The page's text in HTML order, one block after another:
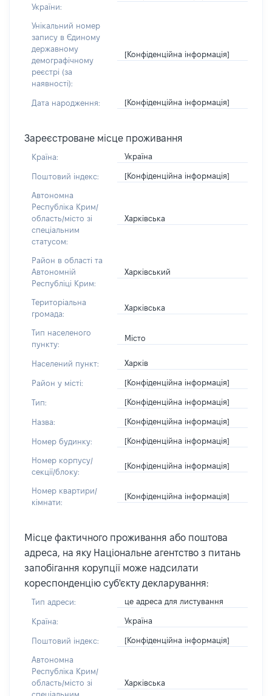
України:
Унікальний номер
запису в Єдиному
державному
демографічному
реєстрі (за
наявності):
[Конфіденційна інформація]
Дата народження: [Конфіденційна інформація]
Зареєстроване місце проживання
Країна: Україна
Поштовий індекс: [Конфіденційна інформація]
Автономна
Республіка Крим/
область/місто зі
спеціальним
статусом:
Харківська
Район в області та
Автономній
Республіці Крим:
Харківський
Територіальна
громада:
Харківська
Тип населеного
пункту:
Місто
Населений пункт: Харків
Район у місті: [Конфіденційна інформація]
Тип: [Конфіденційна інформація]
Назва: [Конфіденційна інформація]
Номер будинку: [Конфіденційна інформація]
Номер корпусу/
секції/блоку:
[Конфіденційна інформація]
Номер квартири/
кімнати:
[Конфіденційна інформація]
Місце фактичного проживання або поштова
адреса, на яку Національне агентство з питань
запобігання корупції може надсилати
кореспонденцію суб'єкту декларування:
Тип адреси: це адреса для листування
Країна: Україна
Поштовий індекс: [Конфіденційна інформація]
Автономна
Республіка Крим/
область/місто зі
спеціальним
Харківська